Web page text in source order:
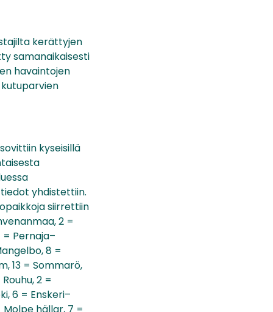
kerättyjen
samanaikaisesti
havaintojen
kyseisillä
yhdistettiin.
siirrettiin
2 =
= Pernaja–
8 =
13 = Sommarö,
2 =
6 = Enskeri–
hällar, 7 =